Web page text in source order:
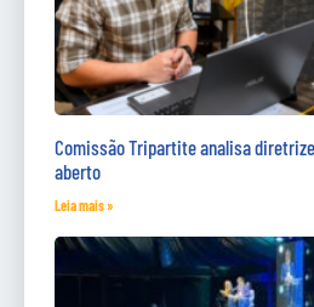
Comissão Tripartite analisa
aberto
Leia mais »